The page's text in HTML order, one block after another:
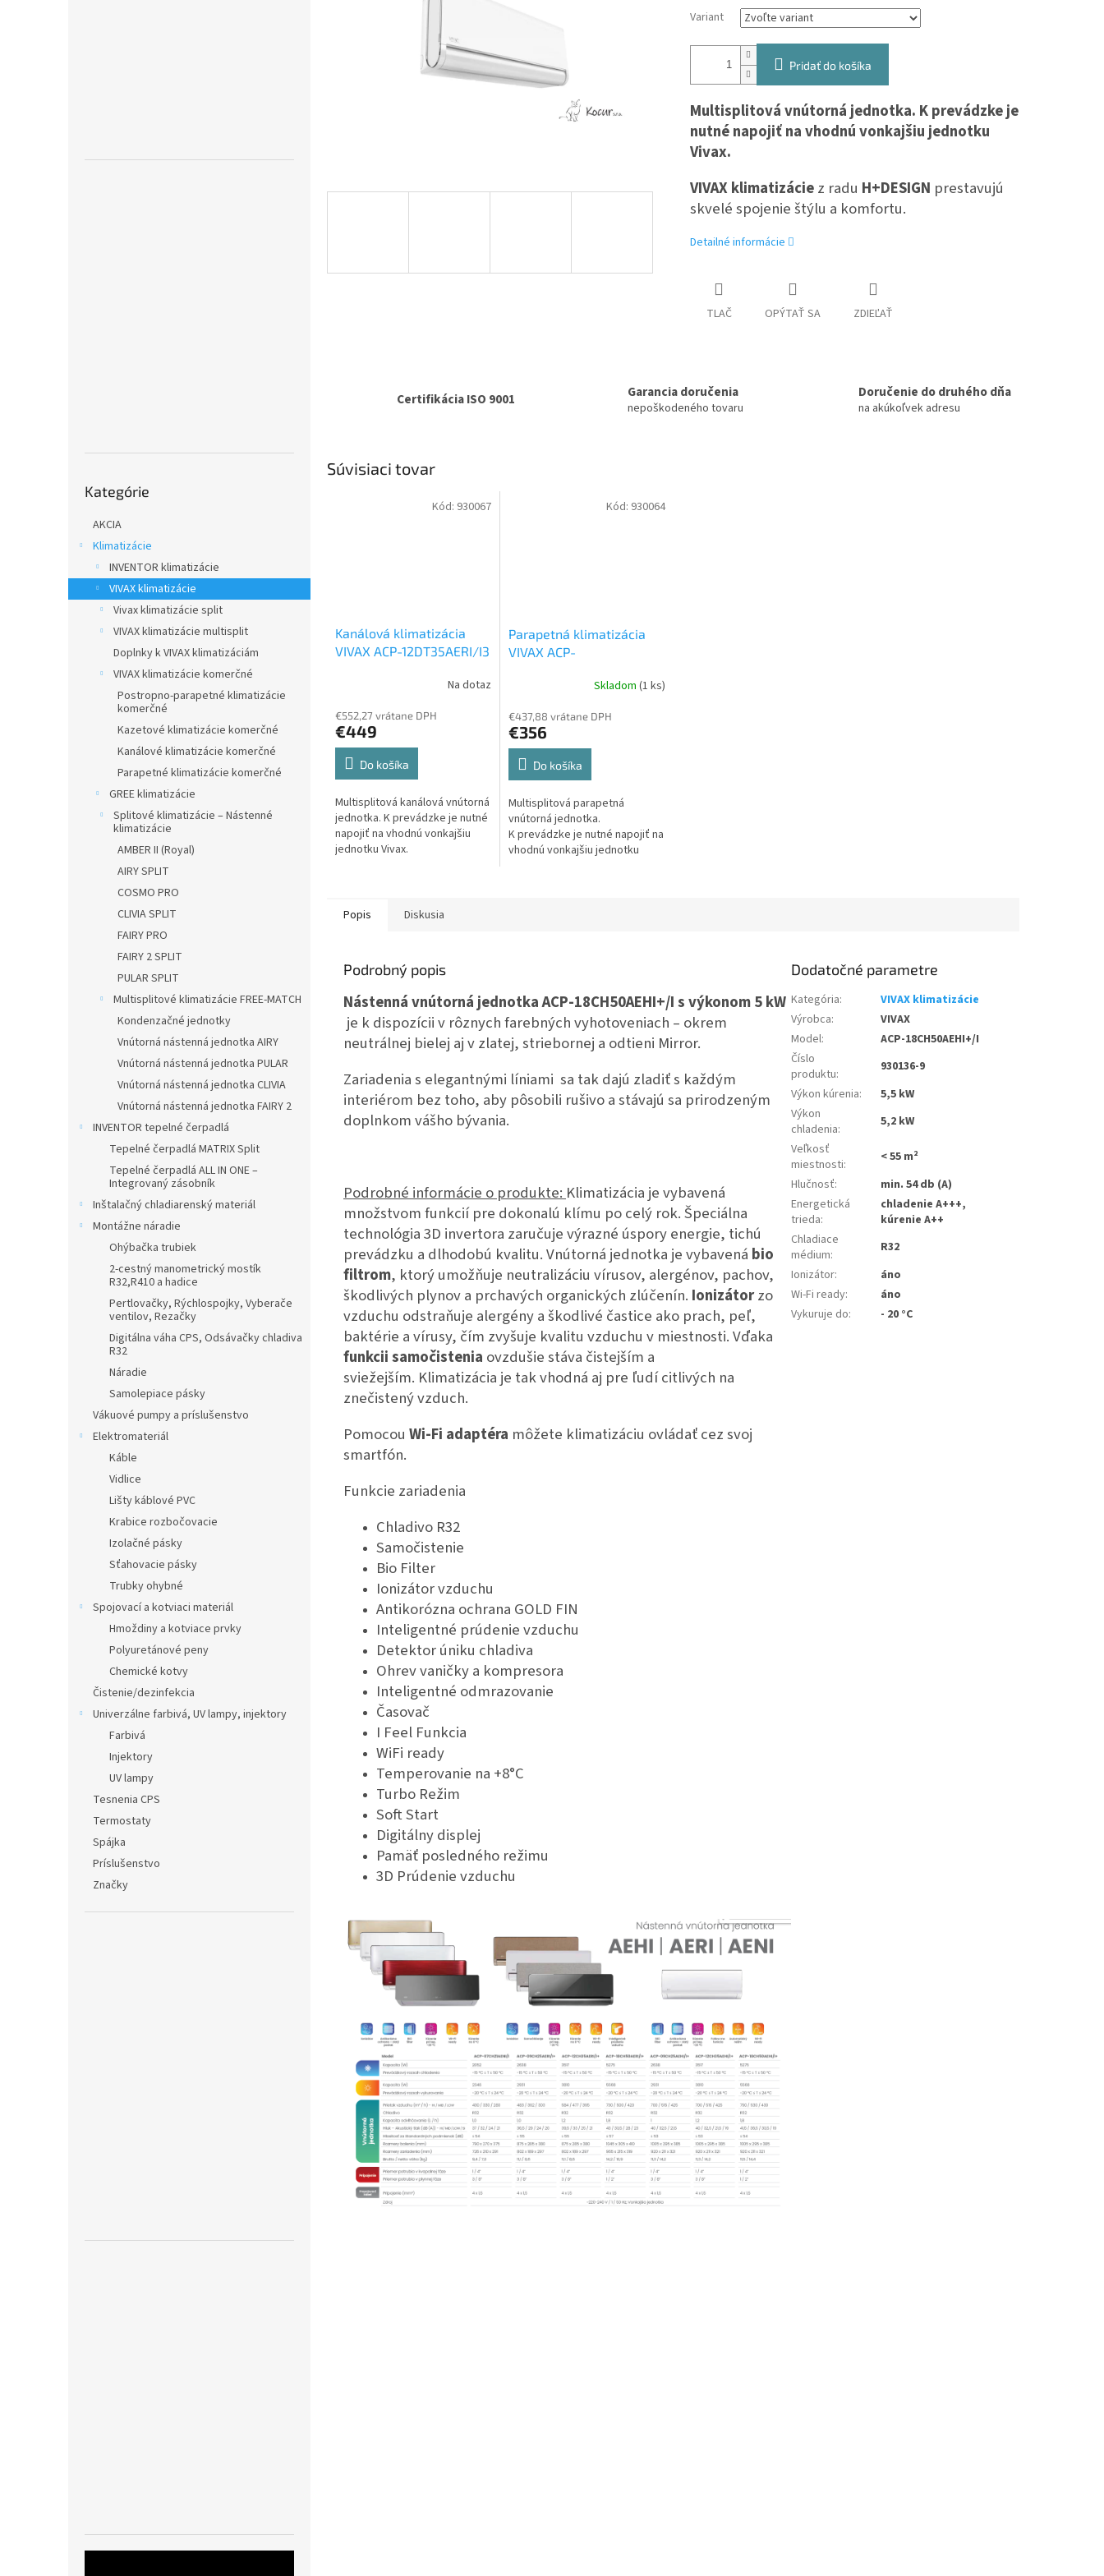
kategórie
Kategórie
AKCIA
Klimatizácie
INVENTOR klimatizácie
VIVAX klimatizácie
Vivax klimatizácie split
VIVAX klimatizácie multisplit
Doplnky k VIVAX klimatizáciám
VIVAX klimatizácie komerčné
Postropno-parapetné klimatizácie
komerčné
Kazetové klimatizácie komerčné
Kanálové klimatizácie komerčné
Parapetné klimatizácie komerčné
GREE klimatizácie
Splitové klimatizácie – Nástenné
klimatizácie
AMBER II (Royal)
AIRY SPLIT
COSMO PRO
CLIVIA SPLIT
FAIRY PRO
FAIRY 2 SPLIT
PULAR SPLIT
Multisplitové klimatizácie FREE-MATCH
Kondenzačné jednotky
Vnútorná nástenná jednotka AIRY
Vnútorná nástenná jednotka PULAR
Vnútorná nástenná jednotka CLIVIA
Vnútorná nástenná jednotka FAIRY 2
INVENTOR tepelné čerpadlá
Tepelné čerpadlá MATRIX Split
Tepelné čerpadlá ALL IN ONE –
Integrovaný zásobník
Inštalačný chladiarenský materiál
Montážne náradie
Ohýbačka trubiek
2-cestný manometrický mostík
R32,R410 a hadice
Pertlovačky, Rýchlospojky, Vyberače
ventilov, Rezačky
Digitálna váha CPS, Odsávačky chladiva
R32
Náradie
Samolepiace pásky
Vákuové pumpy a príslušenstvo
Elektromateriál
Káble
Vidlice
Lišty káblové PVC
Krabice rozbočovacie
Izolačné pásky
Sťahovacie pásky
Trubky ohybné
Spojovací a kotviaci materiál
Hmoždiny a kotviace prvky
Polyuretánové peny
Chemické kotvy
Čistenie/dezinfekcia
Univerzálne farbivá, UV lampy, injektory
Farbivá
Injektory
UV lampy
Tesnenia CPS
Termostaty
Spájka
Príslušenstvo
Značky
Variant
Pridať do košíka
Multisplitová vnútorná jednotka. Kprevádzke je
nutné napojiť na vhodnú vonkajšiu jednotku
Vivax.
VIVAX klimatizáciez radu H+DESIGN prestavujú
skvelé spojenie štýlu a komfortu.
Detailné informácie
TLAČ OPÝTAŤ SA ZDIEĽAŤ
Certifikácia ISO 9001 Garancia doručenia
nepoškodeného tovaru
Doručenie do druhého dňa
na akúkoľvek adresu
Súvisiaci tovar
Kanálová klimatizácia
VIVAX ACP-12DT35AERI/I3
Na dotaz
€552,27 vrátane DPH
€449
Do košíka
Multisplitová kanálová vnútorná
jednotka. K prevádzke je nutné
napojiť na vhodnú vonkajšiu
jednotku Vivax.
Kód: 930067
Parapetná klimatizácia
VIVAX ACP-
Parapetná vnútorná
Skladom (1 ks)
€437,88 vrátane DPH
€356
Do košíka
Multisplitová parapetná
vnútorná jednotka.
K prevádzke je nutné napojiť na
vhodnú vonkajšiu jednotku
Kód: 930064
Popis Diskusia
Podrobný popis
Nástenná vnútorná jednotkaACP-18CH50AEHI+/Is výkonom 5 kW
je k dispozícii v rôznych farebných vyhotoveniach – okrem
neutrálnej bielej aj v zlatej, striebornej a odtieni Mirror.
Zariadenia s elegantnými líniami sa tak dajú zladiť s každým
interiérom bez toho, aby pôsobili rušivo a stávajú sa prirodzeným
doplnkom vášho bývania.
Podrobné informácie o produkte: Klimatizácia je vybavená
množstvom funkcií pre dokonalú klímu po celý rok. Špeciálna
technológia 3D invertora zaručuje výrazné úspory energie, tichú
prevádzku a dlhodobú kvalitu. Vnútorná jednotka je vybavená bio
filtrom, ktorý umožňuje neutralizáciu vírusov, alergénov, pachov,
škodlivých plynov a prchavých organických zlúčenín. Ionizátorzo
vzduchu odstraňuje alergény a škodlivé častice ako prach, peľ,
baktérie a vírusy, čím zvyšuje kvalitu vzduchu v miestnosti. Vďaka
funkcii samočistenia ovzdušie stáva čistejším a
sviežejším. Klimatizácia je tak vhodná aj pre ľudí citlivých na
znečistený vzduch.
Pomocou Wi-Fi adaptéra môžete klimatizáciu ovládať cez svoj
smartfón.
Funkcie zariadenia
Chladivo R32
Samočistenie
Bio Filter
Ionizátor vzduchu
Antikorózna ochrana GOLD FIN
Inteligentné prúdenie vzduchu
Detektor úniku chladiva
Ohrev vaničky a kompresora
Inteligentné odmrazovanie
Časovač
I Feel Funkcia
WiFi ready
Temperovanie na +8°C
Turbo Režim
Soft Start
Digitálny displej
Pamäť posledného režimu
3D Prúdenie vzduchu
Dodatočné parametre
Kategória:
VIVAX klimatizácie
Výrobca:
VIVAX
Model:
ACP-18CH50AEHI+/I
Číslo
produktu:
930136-9
Výkon kúrenia:
5,5 kW
Výkon
chladenia:
5,2 kW
Veľkosť
miestnosti:
< 55 m²
Hlučnosť:
min. 54 db (A)
Energetická
trieda:
chladenie A+++,
kúrenie A++
Chladiace
médium:
R32
Ionizátor:
áno
Wi-Fi ready:
áno
Vykuruje do: - 20 °C